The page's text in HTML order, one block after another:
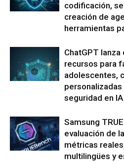
codificación,
creación de
herramientas
ChatGPT
recursos para
adolescentes,
seguridad en IA
Samsung
evaluación de
métricas
multilingües y